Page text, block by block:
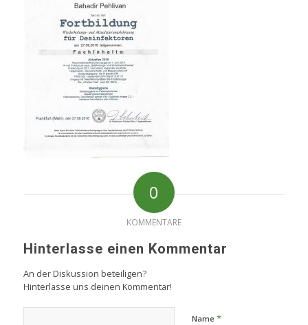
0
KOMMENTARE
Hinterlasse einen Kommentar
An der Diskussion beteiligen?
Hinterlasse uns deinen Kommentar!
Name *